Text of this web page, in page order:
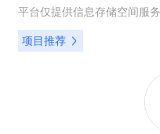
平台仅提供信息存储空间服
项目推荐